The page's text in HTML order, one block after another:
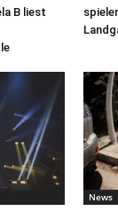
B liest
News